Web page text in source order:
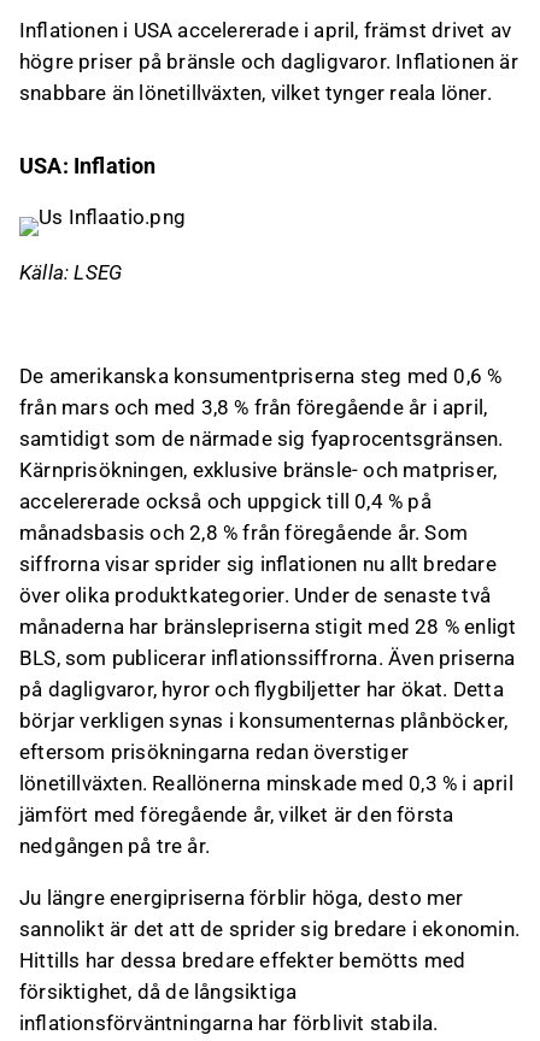
ökade med 0,4 % månadsvis och 2,8 % årligen.
Bränslepriserna har stigit med 28 % under de
senaste två månaderna, vilket påverkar
deras plånböcker.
Den tillträdande Fed-chefen Kevin Warsh står
inför utmaningar med att ompröva
centralbankens mätvärden, särskilt när
Detta innehåll är skapat av AI. Du kan lämna feedback
om det på Inderes forum .
Inflationen i USA accelererade i april, främst drivet av
högre priser på bränsle och dagligvaror. Inflationen är
snabbare än lönetillväxten, vilket tynger reala löner.
USA: Inflation
Källa: LSEG
De amerikanska konsumentpriserna steg med 0,6 %
från mars och med 3,8 % från föregående år i april,
samtidigt som de närmade sig fyaprocentsgränsen.
Kärnprisökningen, exklusive bränsle- och matpriser,
accelererade också och uppgick till 0,4 % på
månadsbasis och 2,8 % från föregående år. Som
siffrorna visar sprider sig inflationen nu allt bredare
över olika produktkategorier. Under de senaste två
månaderna har bränslepriserna stigit med 28 % enligt
BLS, som publicerar inflationssiffrorna. Även priserna
på dagligvaror, hyror och flygbiljetter har ökat. Detta
börjar verkligen synas i konsumenternas plånböcker,
eftersom prisökningarna redan överstiger
lönetillväxten. Reallönerna minskade med 0,3 % i april
jämfört med föregående år, vilket är den första
nedgången på tre år.
Ju längre energipriserna förblir höga, desto mer
sannolikt är det att de sprider sig bredare i ekonomin.
Hittills har dessa bredare effekter bemötts med
försiktighet, då de långsiktiga
inflationsförväntningarna har förblivit stabila.